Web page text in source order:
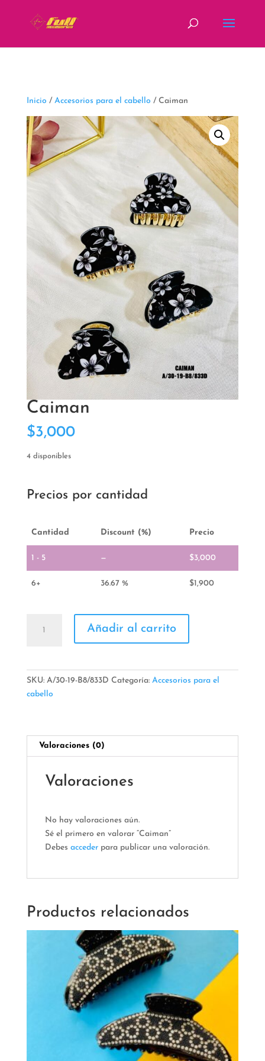
Inicio / Accesorios para el cabello / Caiman
Caiman
$3,000
4 disponibles
Precios por cantidad
Cantidad Discount (%) Precio
1 - 5 — $3,000
6+ 36.67 % $1,900
cantidad
Añadir al carrito
SKU: A/30-19-B8/833D Categoría: Accesorios para el
cabello
Valoraciones (0)
Valoraciones
No hay valoraciones aún.
Sé el primero en valorar “Caiman”
Debes accederpara publicar una valoración.
Productos relacionados